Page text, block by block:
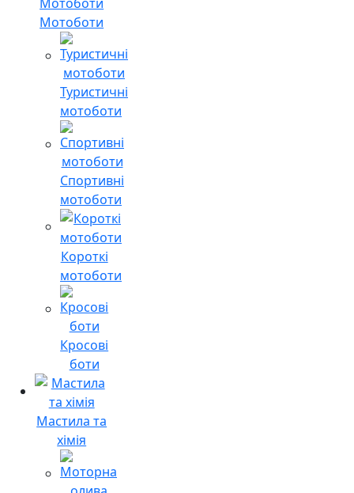
Мотоботи
Туристичні
мотоботи
Спортивні
мотоботи
Короткі
мотоботи
Кросові
боти
Мастила та
хімія